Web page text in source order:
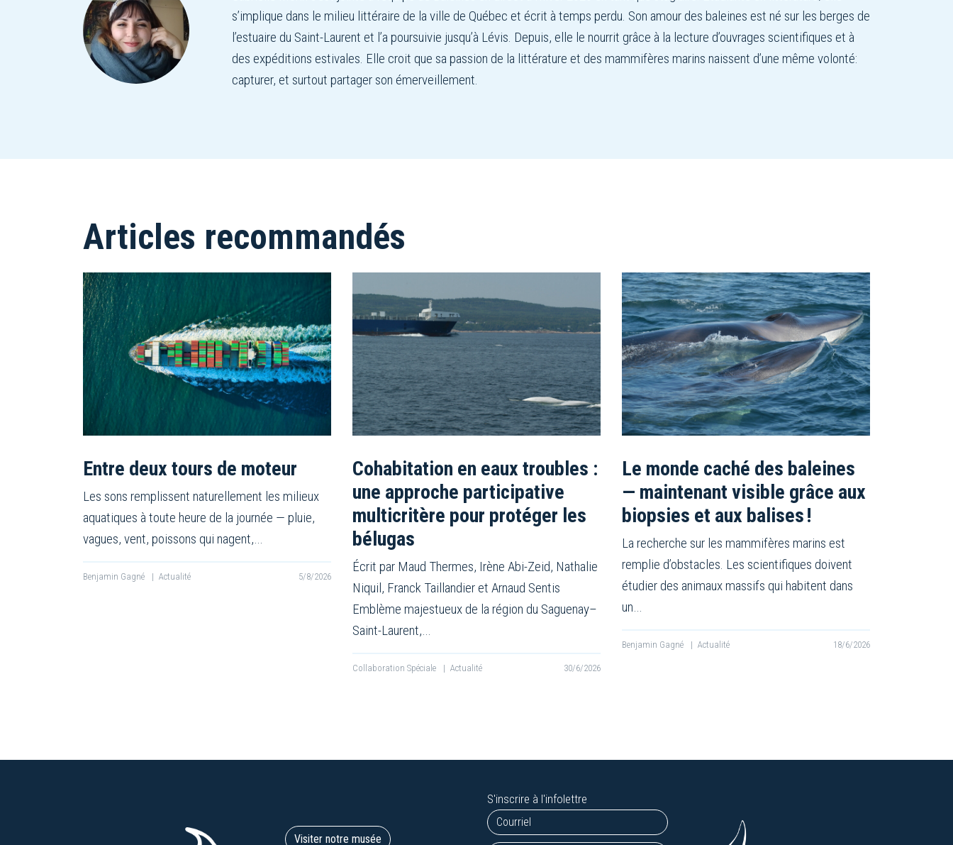
s’implique dans le milieu littéraire de la ville de Québec et écrit à temps perdu. Son amour des baleines est né sur les berges de
l’estuaire du Saint-Laurent et l’a poursuivie jusqu’à Lévis. Depuis, elle le nourrit grâce à la lecture d’ouvrages scientifiques et à
des expéditions estivales. Elle croit que sa passion de la littérature et des mammifères marins naissent d’une même volonté:
capturer, et surtout partager son émerveillement.
Articles recommandés
Entre deux tours de moteur
Les sons remplissent naturellement les milieux
aquatiques à toute heure de la journée — pluie,
vagues, vent, poissons qui nagent,…
Benjamin Gagné | Actualité 5/8/2026
Cohabitation en eaux troubles :
une approche participative
multicritère pour protéger les
bélugas
Écrit par Maud Thermes, Irène Abi-Zeid, Nathalie
Niquil, Franck Taillandier et Arnaud Sentis
Emblème majestueux de la région du Saguenay–
Saint-Laurent,…
Collaboration Spéciale | Actualité 30/6/2026
Le monde caché des baleines
— maintenant visible grâce aux
biopsies et aux balises !
La recherche sur les mammifères marins est
remplie d’obstacles. Les scientifiques doivent
étudier des animaux massifs qui habitent dans
un…
Benjamin Gagné | Actualité 18/6/2026
Visiter notre musée
S'inscrire à l'infolettre